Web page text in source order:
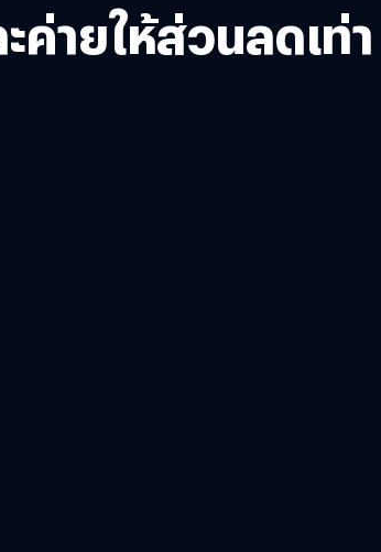
ค่ายให้ส่วนลดเท่า